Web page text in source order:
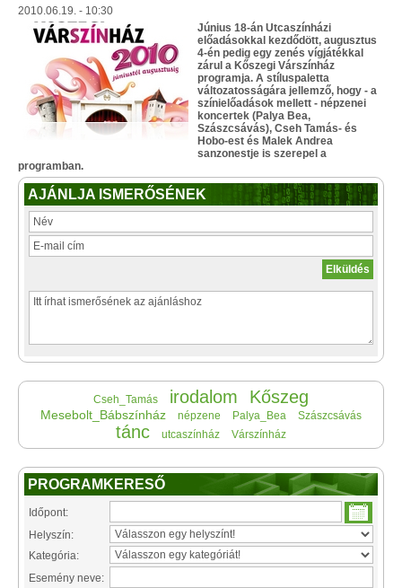
2010.06.19. - 10:30
Június 18-án Utcaszínházi
előadásokkal kezdődött, augusztus
4-én pedig egy zenés vígjátékkal
zárul a Kőszegi Várszínház
programja. A stíluspaletta
változatosságára jellemző, hogy - a
színielőadások mellett - népzenei
koncertek (Palya Bea,
Szászcsávás), Cseh Tamás- és
Hobo-est és Malek Andrea
sanzonestje is szerepel a
programban.
AJÁNLJA ISMERŐSÉNEK
Cseh_Tamás irodalom Kőszeg
Mesebolt_Bábszínház népzene Palya_Bea Szászcsávás
tánc utcaszínház Várszínház
PROGRAMKERESŐ
Időpont:
Helyszín:
Kategória:
Esemény neve: